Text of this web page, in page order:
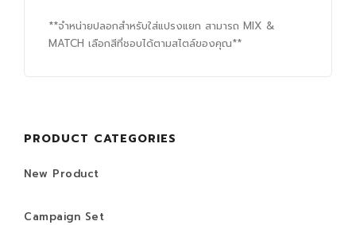
**จำหน่ายปลอกสำหรับใส่แปรงแยก สามารถ MIX &
MATCH เลือกสีที่ชอบได้ตามสไตล์ของคุณ**
PRODUCT CATEGORIES
New Product
Campaign Set